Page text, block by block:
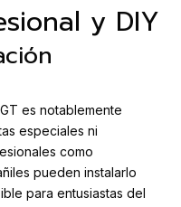
y DIY
es notablemente
especiales ni
como
pueden instalarlo
para entusiastas del